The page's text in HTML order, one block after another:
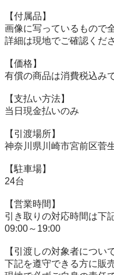
【付属品】
画像に写っているもので
詳細は現地でご確認くだ
【価格】
有償の商品は消費税込み
【⽀払い⽅法】
当⽇現⾦払いのみ
【引渡場所】
神奈川県川崎市宮前区菅
【駐⾞場】
24台
【営業時間】
引き取りの対応時間は下
09:00～19:00
【引渡しの対象者について
下記を遵守できる⽅に販